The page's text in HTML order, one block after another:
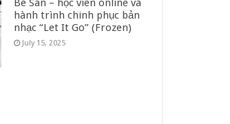
Bé San – học viên online và
hành trình chinh phục bản
nhạc “Let It Go” (Frozen)
July 15, 2025